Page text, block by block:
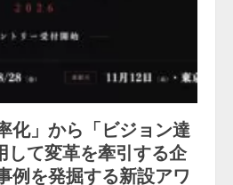
化」から「ビジョン達
して変革を牽引する企
例を発掘する新設アワ
催報告】次世代AIプラットフ